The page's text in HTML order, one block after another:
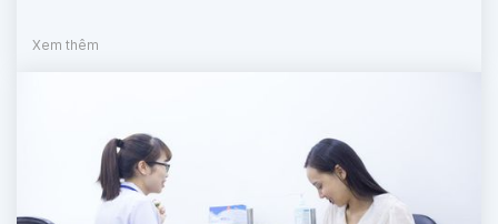
Xem thêm